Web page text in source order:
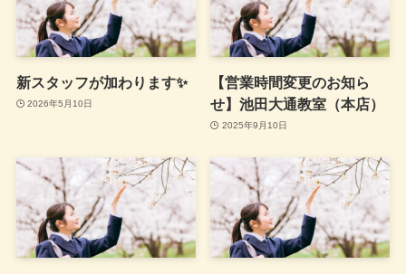
新スタッフが加わります✨
2026年5月10日
【営業時間変更のお知ら
せ】池田大通教室（本店）
2025年9月10日